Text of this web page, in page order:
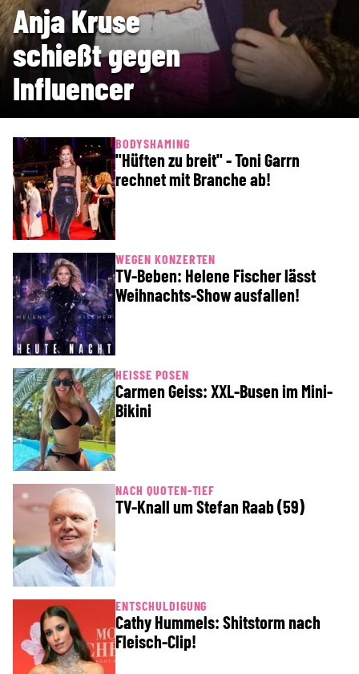
Anja Kruse
schießt gegen
Influencer
BODYSHAMING
"Hüften zu breit" - Toni Garrn
rechnet mit Branche ab!
WEGEN KONZERTEN
TV-Beben: Helene Fischer lässt
Weihnachts-Show ausfallen!
HEISSE POSEN
Carmen Geiss: XXL-Busen im Mini-
Bikini
NACH QUOTEN-TIEF
TV-Knall um Stefan Raab (59)
ENTSCHULDIGUNG
Cathy Hummels: Shitstorm nach
Fleisch-Clip!